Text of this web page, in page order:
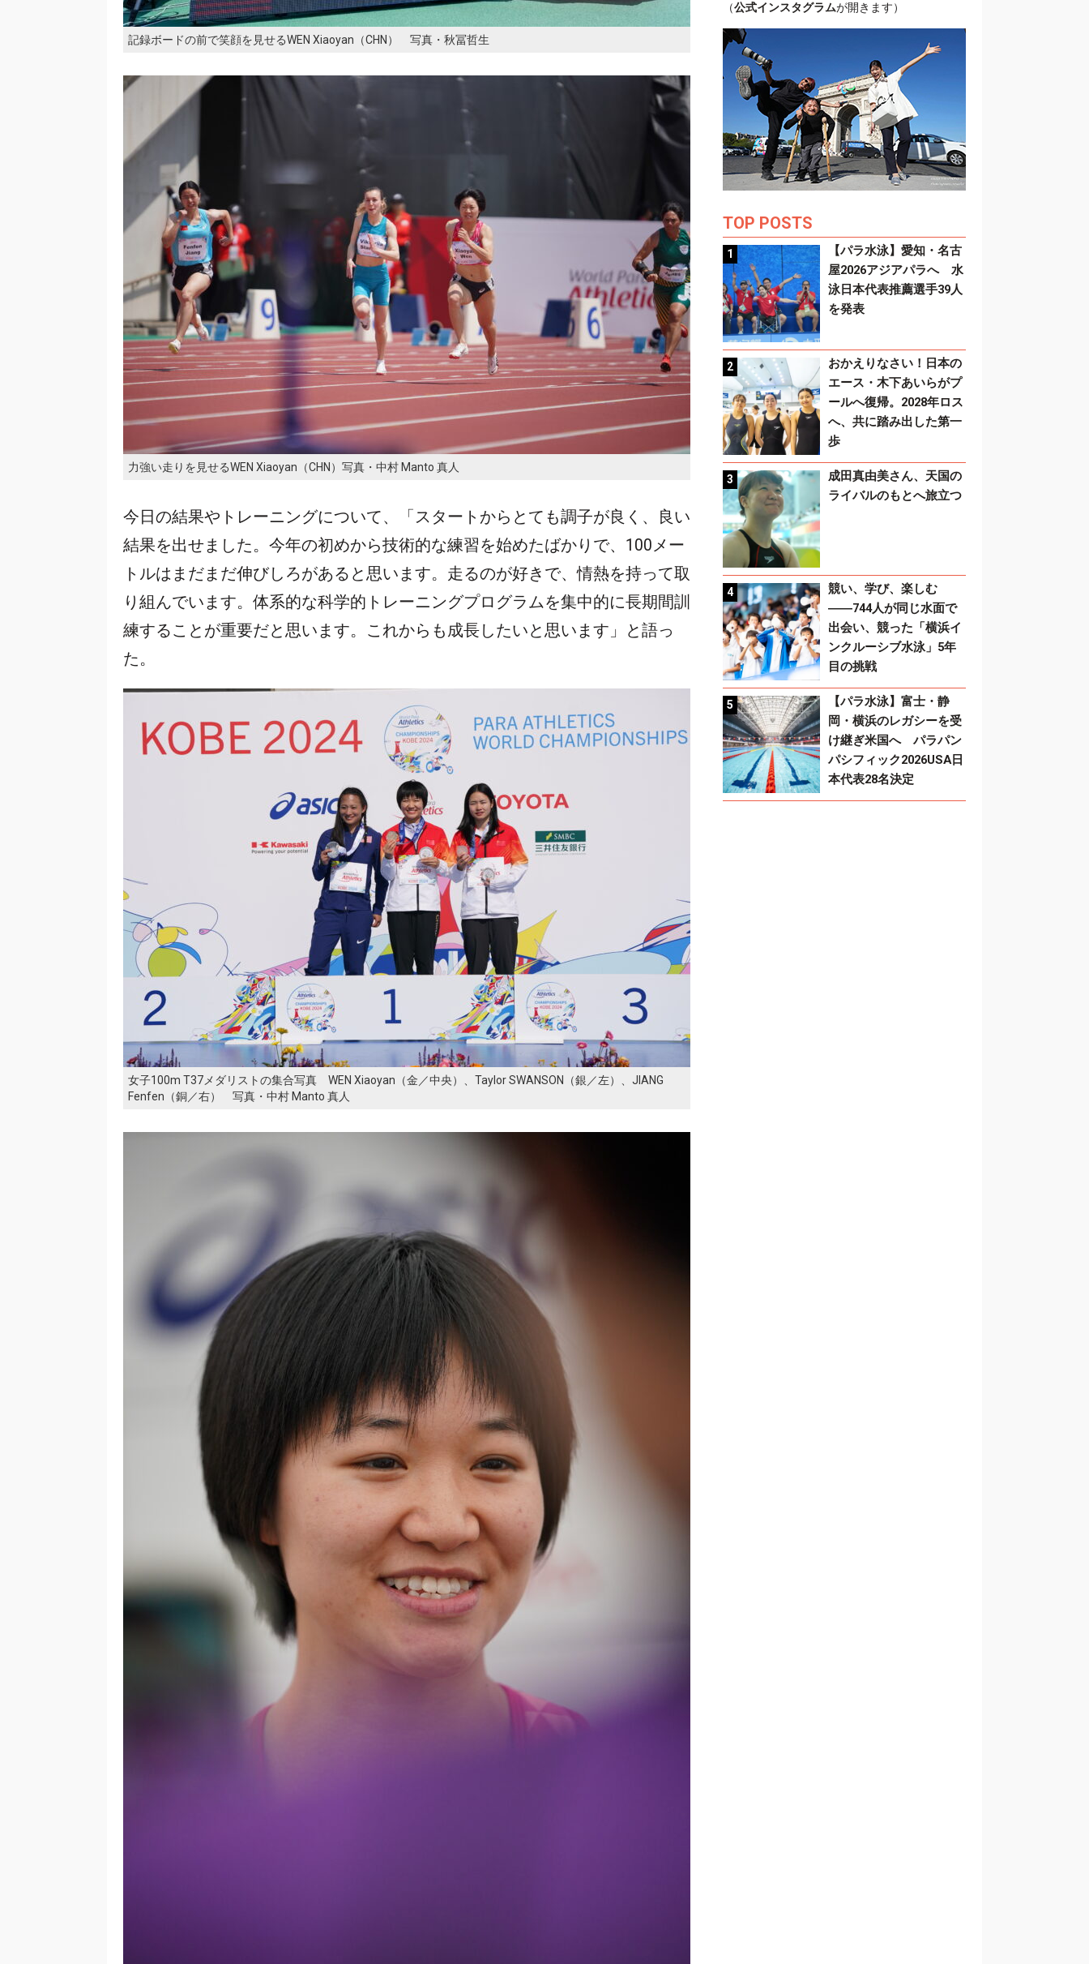
記録ボードの前で笑顔を見せるWEN Xiaoyan（CHN） 写真・秋冨哲生
力強い走りを見せるWEN Xiaoyan（CHN）写真・中村 Manto 真人
今日の結果やトレーニングについて、「スタートからとても調子が良く、良い
結果を出せました。今年の初めから技術的な練習を始めたばかりで、100メー
トルはまだまだ伸びしろがあると思います。走るのが好きで、情熱を持って取
り組んでいます。体系的な科学的トレーニングプログラムを集中的に長期間訓
練することが重要だと思います。これからも成長したいと思います」と語っ
た。
女子100m T37メダリストの集合写真 WEN Xiaoyan（金／中央）、Taylor SWANSON（銀／左）、JIANG
Fenfen（銅／右） 写真・中村 Manto 真人
（公式インスタグラムが開きます）
TOP POSTS
【パラ水泳】愛知・名古
屋2026アジアパラへ 水
泳日本代表推薦選手39人
を発表
おかえりなさい！日本の
エース・木下あいらがプ
ールへ復帰。2028年ロス
へ、共に踏み出した第一
歩
成田真由美さん、天国の
ライバルのもとへ旅立つ
競い、学び、楽しむ
――744人が同じ水面で
出会い、競った「横浜イ
ンクルーシブ水泳」5年
目の挑戦
【パラ水泳】富士・静
岡・横浜のレガシーを受
け継ぎ米国へ パラパン
パシフィック2026USA日
本代表28名決定